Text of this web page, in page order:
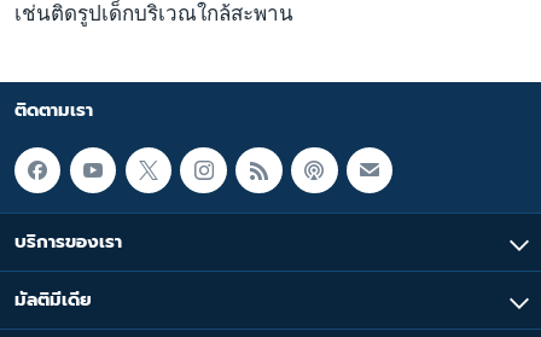
เช่นติดรูปเด็กบริเวณใกล้สะพาน
ติดตามเรา
บริการของเรา
มัลติมีเดีย